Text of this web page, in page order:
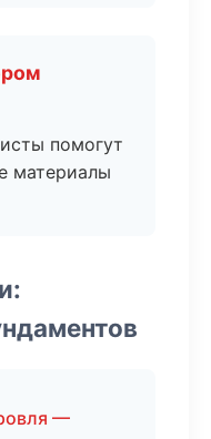
помогут
материалы
—